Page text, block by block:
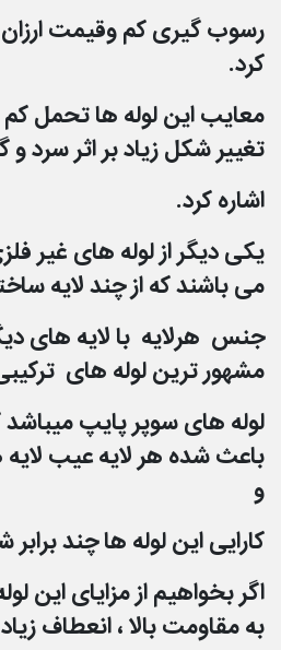
رسوب گیری کم وقیمت
کرد.
معایب این لوله ها تحمل کم
تغییر شکل زیاد بر اثر سرد
اشارهکرد.
یکی دیگر از لوله های غیر
می باشند که از چند لایه
جنس هرلایه با لایه های
مشهور ترین لوله های ترکیبی که 5 لایه
لوله هایسوپر پایپ
باعث شده هر لایه عیب لایه
و
کارایی این لوله ها چند برابر
اگر بخواهیم از مزایای این
به مقاومت بالا ، انعطاف